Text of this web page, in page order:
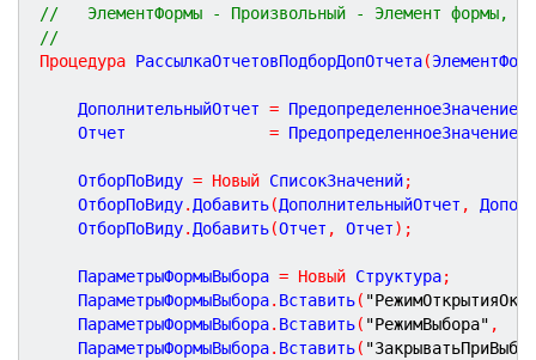
//   ЭлементФормы - Произвольный - Элемент формы, в
//
Процедура РассылкаОтчетовПодборДопОтчета(
	ДополнительныйОтчет
= ПредопределенноеЗначение
	Отчет
= ПредопределенноеЗначение
	ОтборПоВиду
= Новый СписокЗначений;
	ОтборПоВиду
. Добавить(ДополнительныйОтчет ,
	ОтборПоВиду
. Добавить(Отчет , Отчет) ;
	ПараметрыФормыВыбора
= Новый Структура;
	ПараметрыФормыВыбора
. Вставить(
	ПараметрыФормыВыбора
. Вставить( "РежимВыбора" ,
	ПараметрыФормыВыбора
. Вставить(